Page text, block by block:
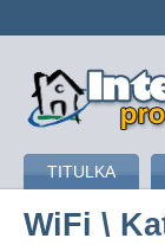
připojení
TITULKA
WiFi \